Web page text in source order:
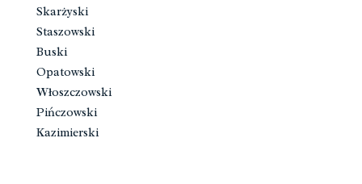
Skarżyski
Staszowski
Buski
Opatowski
Włoszczowski
Pińczowski
Kazimierski